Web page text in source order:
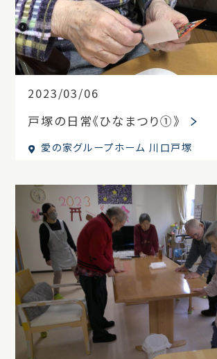
2023/03/06
戸塚の日常《ひなまつり①》
愛の家グループホーム 川口戸塚